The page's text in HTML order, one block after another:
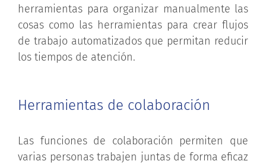
herramientas para organizar manualmente las
cosas como las herramientas para crear flujos
de trabajo automatizados que permitan reducir
los tiempos de atención.
Herramientas de colaboración
Las funciones de colaboración permiten que
varias personas trabajen juntas de forma eficaz